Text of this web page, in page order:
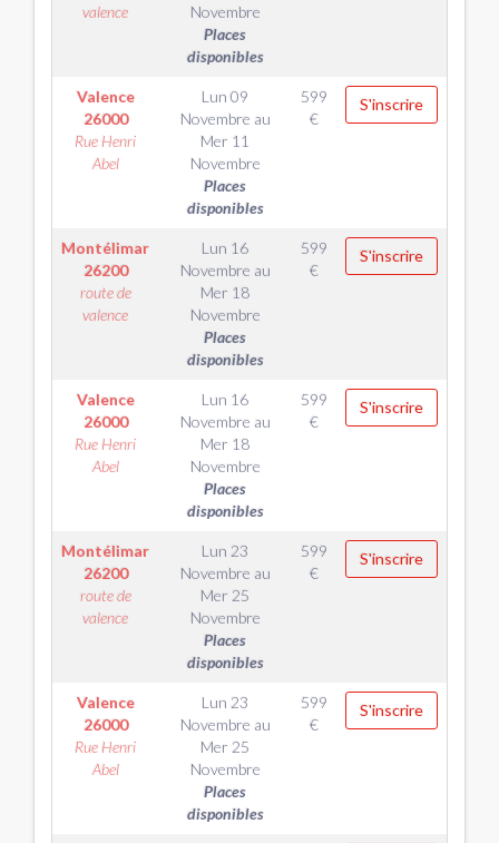
valence
Novembre
Places
disponibles
Valence
26000
Rue Henri
Abel
Lun 09
Novembre au
Mer 11
Novembre
Places
disponibles
599
€
S'inscrire
Montélimar
26200
route de
valence
Lun 16
Novembre au
Mer 18
Novembre
Places
disponibles
599
€
S'inscrire
Valence
26000
Rue Henri
Abel
Lun 16
Novembre au
Mer 18
Novembre
Places
disponibles
599
€
S'inscrire
Montélimar
26200
route de
valence
Lun 23
Novembre au
Mer 25
Novembre
Places
disponibles
599
€
S'inscrire
Valence
26000
Rue Henri
Abel
Lun 23
Novembre au
Mer 25
Novembre
Places
disponibles
599
€
S'inscrire